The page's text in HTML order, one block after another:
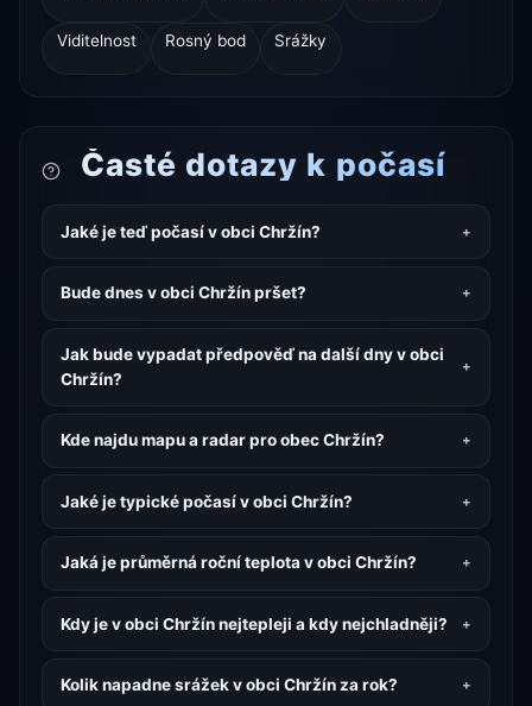
Viditelnost Rosný bod Srážky
Časté dotazy k počasí
Jaké je teď počasí v obci Chržín?
Bude dnes v obci Chržín pršet?
Jak bude vypadat předpověď na další dny v obci
Chržín?
Kde najdu mapu a radar pro obec Chržín?
Jaké je typické počasí v obci Chržín?
Jaká je průměrná roční teplota v obci Chržín?
Kdy je v obci Chržín nejtepleji a kdy nejchladněji?
Kolik napadne srážek v obci Chržín za rok?